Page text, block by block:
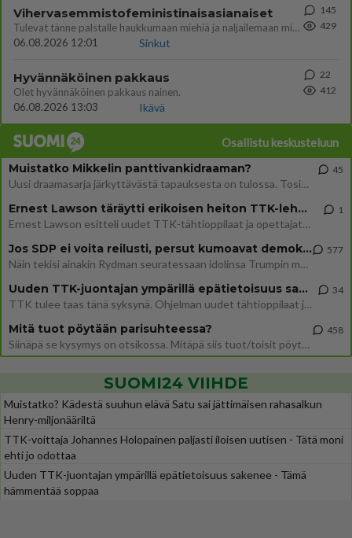
Vihervasemmistofeministinaisasianaiset
Tulevat tänne palstalle haukkumaan miehiä ja naljailemaan miehelle, kehuvat olevansa heitä parempia. Itse asuvat MIEHE
06.08.2026 12:01
Sinkut
145
429
Hyvännäköinen pakkaus
Olet hyvännäköinen pakkaus nainen.
06.08.2026 13:03
Ikävä
22
412
Osallistu keskusteluun
Muistatko Mikkelin panttivankidraaman?
Uusi draamasarja järkyttävästä tapauksesta on tulossa. Tositapahtumiin perustuva sarja ammentaa vuoden 1986 Mikkelin pan
45
Ernest Lawson täräytti erikoisen heiton TTK-lehdistötilaisuudessa: " Onko tässä tarkoituksena...?"
Ernest Lawson esitteli uudet TTK-tähtioppilaat ja opettajat torstaina 6.8. lehdistölle. Tulevalla kaudella on yksi hausk
1
Jos SDP ei voita reilusti, persut kumoavat demokratian Suomesta
Näin tekisi ainakin Rydman seuratessaan idolinsa Trumpin mallia https://www.is.fi/politiikka/art-2000012187244.html
577
Uuden TTK-juontajan ympärillä epätietoisuus sakenee - Nyt MTV hämmentää soppaa
TTK tulee taas tänä syksynä. Ohjelman uudet tähtioppilaat julkistetaan torstaina 6. elokuuta klo 14 alkavassa lehdistö
34
Mitä tuot pöytään parisuhteessa?
Siinäpä se kysymys on otsikossa. Mitäpä siis tuot/toisit pöytään parisuhteessa? Oletko mies vai nainen? Koetko sen mitä
458
SUOMI24 VIIHDE
Muistatko? Kädestä suuhun elävä Satu sai jättimäisen rahasalkun
Henry-miljonääriltä
TTK-voittaja Johannes Holopainen paljasti iloisen uutisen - Tätä moni
ehti jo odottaa
Uuden TTK-juontajan ympärillä epätietoisuus sakenee - Tämä
hämmentää soppaa